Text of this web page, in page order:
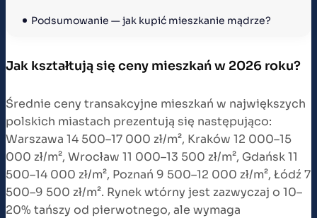
Podsumowanie — jak kupić mieszkanie mądrze?
Jak kształtują się ceny mieszkań w 2026 roku?
Średnie ceny transakcyjne mieszkań w największych
polskich miastach prezentują się następująco:
Warszawa 14 500–17 000 zł/m², Kraków 12 000–15
000 zł/m², Wrocław 11 000–13 500 zł/m², Gdańsk 11
500–14 000 zł/m², Poznań 9 500–12 000 zł/m², Łódź 7
500–9 500 zł/m². Rynek wtórny jest zazwyczaj o 10–
20% tańszy od pierwotnego, ale wymaga